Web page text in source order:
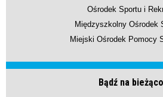
Ośrodek Sportu i
Międzyszkolny Ośrodek
Miejski Ośrodek Pomocy
Bądź na bieżąco